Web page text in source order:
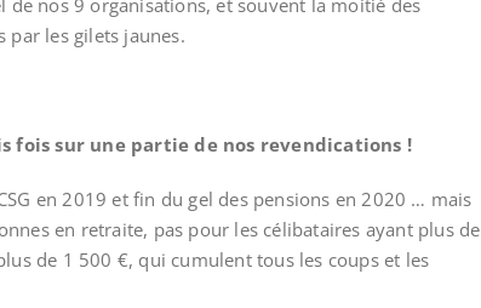
de nos 9 organisations, et souvent la moitié des
par les gilets jaunes.
fois sur une partie de nos revendications !
en 2019 et fin du gel des pensions en 2020 … mais
en retraite, pas pour les célibataires ayant plus de
de 1 500 €, qui cumulent tous les coups et les